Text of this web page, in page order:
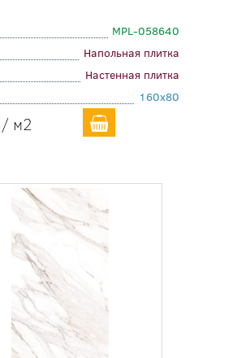
MPL-058640
Напольная плитка
Настенная плитка
160x80
/ м2